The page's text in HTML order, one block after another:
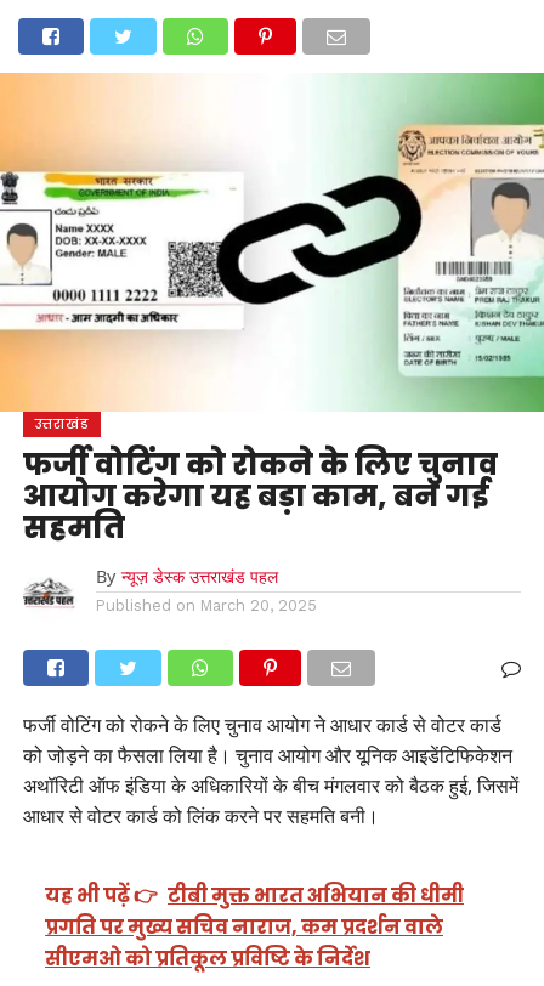
उत्तराखंड
फर्जी वोटिंग को रोकने के लिए चुनाव
आयोग करेगा यह बड़ा काम, बन गई
सहमति
By न्यूज़ डेस्क उत्तराखंड पहल
Published on March 20, 2025
फर्जी वोटिंग को रोकने के लिए चुनाव आयोग ने आधार कार्ड से वोटर कार्ड
को जोड़ने का फैसला लिया है। चुनाव आयोग और यूनिक आइडेंटिफिकेशन
अथॉरिटी ऑफ इंडिया के अधिकारियों के बीच मंगलवार को बैठक हुई, जिसमें
आधार से वोटर कार्ड को लिंक करने पर सहमति बनी।
यह भी पढ़ें 👉 टीबी मुक्त भारत अभियान की धीमी
प्रगति पर मुख्य सचिव नाराज, कम प्रदर्शन वाले
सीएमओ को प्रतिकूल प्रविष्टि के निर्देश